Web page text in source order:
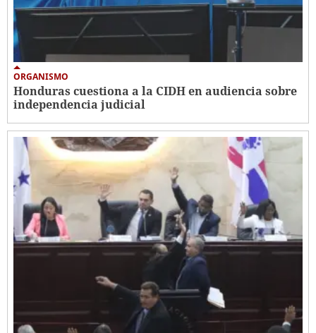
ORGANISMO
Honduras cuestiona a la CIDH en audiencia sobre
independencia judicial